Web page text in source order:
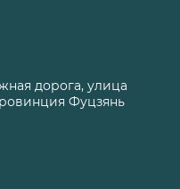
дорога, улица
Фуцзянь